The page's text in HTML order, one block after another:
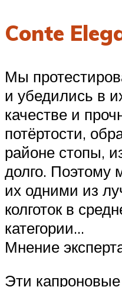
Conte
Мы
и убедились в
качестве и
потёртости,
районе стопы,
долго. Поэтому
их одними из
колготок в
категории…
Мнение
Эти капроновые